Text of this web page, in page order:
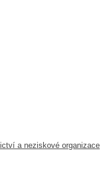
a neziskové organizace